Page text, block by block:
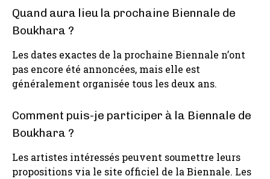
Quand aura lieu la prochaine Biennale de
Boukhara ?
Les dates exactes de la prochaine Biennale n’ont
pas encore été annoncées, mais elle est
généralement organisée tous les deux ans.
Comment puis-je participer à la Biennale de
Boukhara ?
Les artistes intéressés peuvent soumettre leurs
propositions via le site officiel de la Biennale. Les